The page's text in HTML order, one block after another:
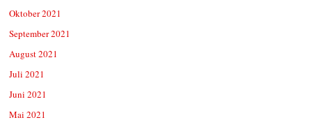
Oktober 2021
September 2021
August 2021
Juli 2021
Juni 2021
Mai 2021